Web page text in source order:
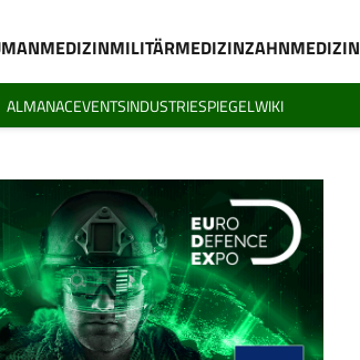
MILITÄRMEDIZINZAHNMEDIZIN
ALMANACEVENTSINDUSTRIESPIEGELWIKI